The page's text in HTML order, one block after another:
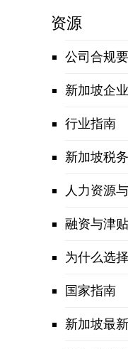
资源
公司合规
新加坡企
行业指南
新加坡税务
人力资源
融资与津贴
为什么选
国家指南
新加坡最